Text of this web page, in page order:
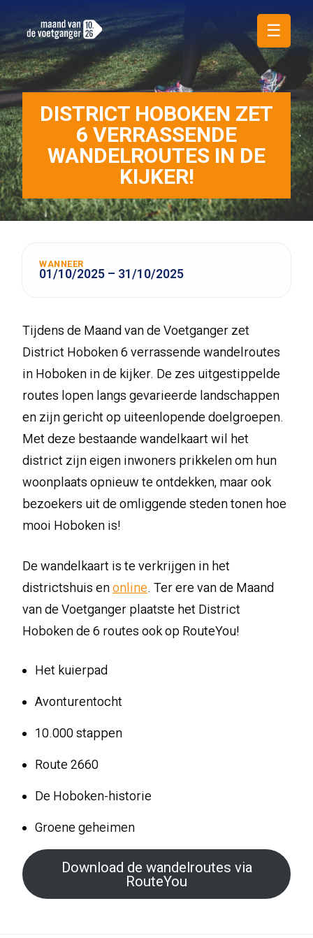
☰
DISTRICT HOBOKEN ZET
6 VERRASSENDE
WANDELROUTES IN DE
KIJKER!
WANNEER
01/10/2025 – 31/10/2025
Tijdens de Maand van de Voetganger zet
District Hoboken 6 verrassende wandelroutes
in Hoboken in de kijker. De zes uitgestippelde
routes lopen langs gevarieerde landschappen
en zijn gericht op uiteenlopende doelgroepen.
Met deze bestaande wandelkaart wil het
district zijn eigen inwoners prikkelen om hun
woonplaats opnieuw te ontdekken, maar ook
bezoekers uit de omliggende steden tonen hoe
mooi Hoboken is!
De wandelkaart is te verkrijgen in het
districtshuis enonline. Ter ere van de Maand
van de Voetganger plaatste het District
Hoboken de 6 routes ook op RouteYou!
Het kuierpad
Avonturentocht
10.000 stappen
Route 2660
De Hoboken-historie
Groene geheimen
Download de wandelroutes via
RouteYou